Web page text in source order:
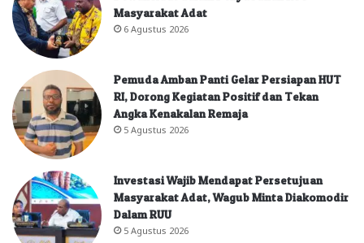
Masyarakat Adat
6 Agustus 2026
Pemuda Amban Panti Gelar Persiapan HUT
RI, Dorong Kegiatan Positif dan Tekan
Angka Kenakalan Remaja
5 Agustus 2026
Investasi Wajib Mendapat Persetujuan
Masyarakat Adat, Wagub Minta Diakomodir
Dalam RUU
5 Agustus 2026